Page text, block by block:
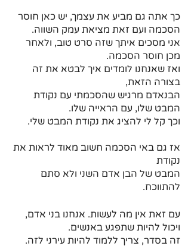
כך אתה גם מביע את עצמך, יש כאן חוסר
הסכמה ועם זאת מציאת עמק השווה.
אני מסכים איתך שזה סרט טוב, ולאחר
מכן חוסר הסכמה.
ואז שאנחנו לומדים איך לבטא את זה
בצורה הזאת,
הבנאדם מרגיש שהסכמתי עם נקודת
המבט שלו, עם הראייה שלו.
וכך קל לי להציג את נקודת המבט שלי.
אז גם באי הסכמה חשוב מאוד לראות את
נקודת
המבט של הבן אדם השני ולא סתם
להתווכח.
עם זאת אין מה לעשות. אנחנו בני אדם,
ויכול להיות שתפגע באנשים.
זה בסדר, צריך ללמוד להיות עירני לזה.